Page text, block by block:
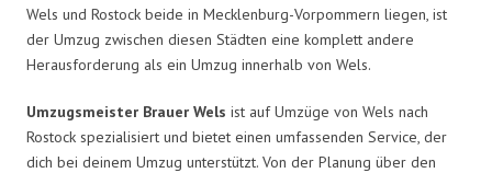
Wels und Rostock beide in Mecklenburg-Vorpommern liegen, ist
der Umzug zwischen diesen Städten eine komplett andere
Herausforderung als ein Umzug innerhalb von Wels.
Umzugsmeister Brauer Wels ist auf Umzüge von Wels nach
Rostock spezialisiert und bietet einen umfassenden Service, der
dich bei deinem Umzug unterstützt. Von der Planung über den